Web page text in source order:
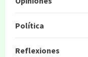
Política
Reflexiones